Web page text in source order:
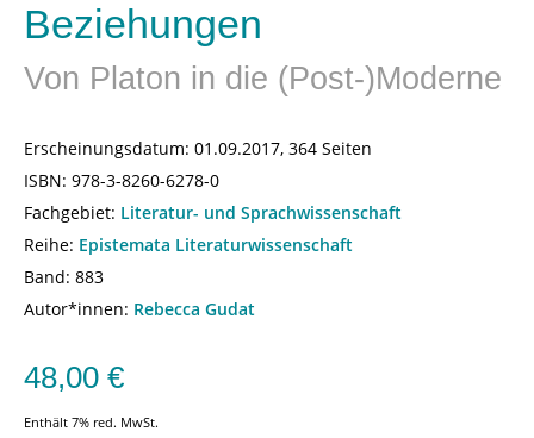
Beziehungen
Von Platon in die (Post-)Moderne
Erscheinungsdatum: 01.09.2017, 364 Seiten
ISBN: 978-3-8260-6278-0
Fachgebiet: Literatur- und Sprachwissenschaft
Reihe: Epistemata Literaturwissenschaft
Band: 883
Autor*innen: Rebecca Gudat
48,00 €
Enthält 7% red. MwSt.